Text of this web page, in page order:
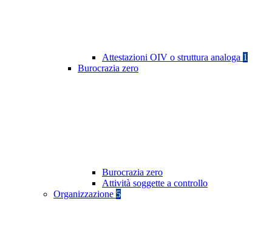
Attestazioni OIV o struttura analoga 1
Burocrazia zero
Burocrazia zero
Attività soggette a controllo
Organizzazione 5